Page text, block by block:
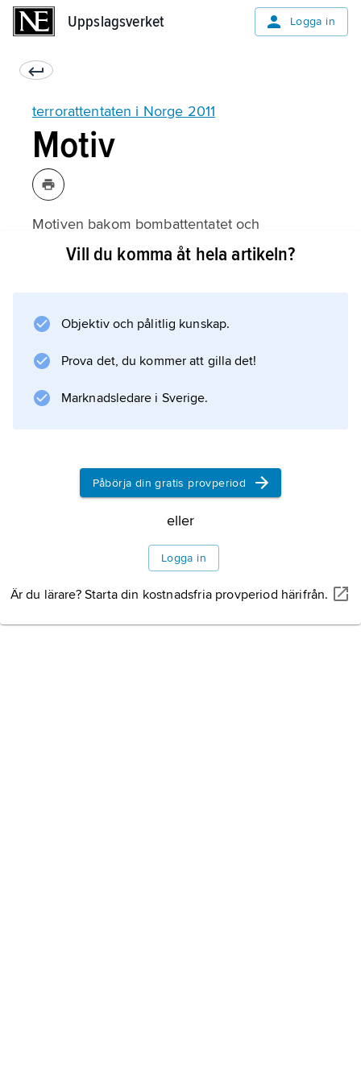
Uppslagsverket Logga in
terrorattentaten i Norge 2011
Motiv
Motiven bakom bombattentatet och
massmordet var i huvudsak politiska. Breivik
plagierade från andra högerextrema källor,
som beskrev hans ideologi samt hur han
kallade ”manifestet” (titulerat
Information om artikeln
Vill du komma åt hela artikeln?
Objektiv och pålitlig kunskap.
Prova det, du kommer att gilla det!
Marknadsledare i Sverige.
Påbörja din gratis provperiod
eller
Logga in
Är du lärare? Starta din kostnadsfria provperiod härifrån.